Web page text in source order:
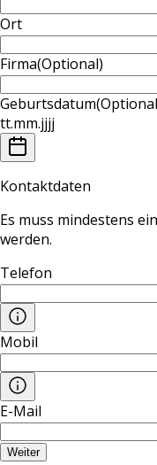
Ort
Firma(Optional)
Geburtsdatum
tt.mm.jjjj
Kontaktdaten
Es muss mindestens
werden.
Telefon
Mobil
E-Mail
Weiter